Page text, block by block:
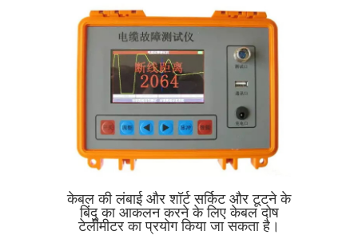
केबल की लंबाई और शॉर्ट सर्किट और टूटने के
बिंदु का आकलन करने के लिए केबल दोष
टेलीमीटर का प्रयोग किया जा सकता है।